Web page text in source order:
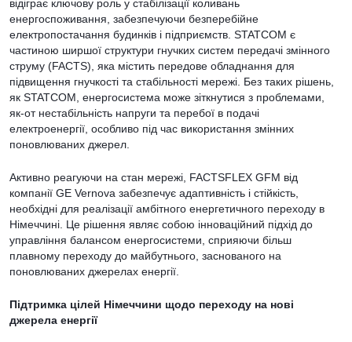
відіграє ключову роль у стабілізації коливань
енергоспоживання, забезпечуючи безперебійне
електропостачання будинків і підприємств. STATCOM є
частиною ширшої структури гнучких систем передачі змінного
струму (FACTS), яка містить передове обладнання для
підвищення гнучкості та стабільності мережі. Без таких рішень,
як STATCOM, енергосистема може зіткнутися з проблемами,
як-от нестабільність напруги та перебої в подачі
електроенергії, особливо під час використання змінних
поновлюваних джерел.
Активно реагуючи на стан мережі, FACTSFLEX GFM від
компанії GE Vernova забезпечує адаптивність і стійкість,
необхідні для реалізації амбітного енергетичного переходу в
Німеччині. Це рішення являє собою інноваційний підхід до
управління балансом енергосистеми, сприяючи більш
плавному переходу до майбутнього, заснованого на
поновлюваних джерелах енергії.
Підтримка цілей Німеччини щодо переходу на нові
джерела енергії